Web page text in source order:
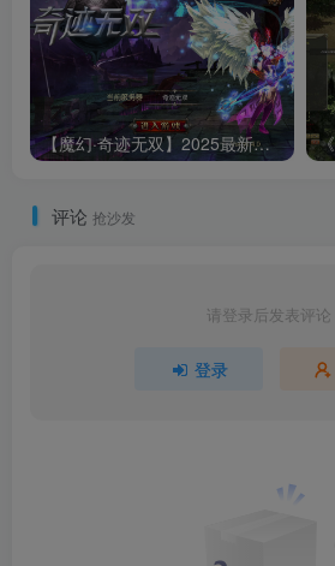
【魔幻·奇迹无双】2025最新整理Win一键服务端+本地注册验证+运营后台+GM授权后台+教程【站长亲测】
评论 抢沙发
请登录后发表评论
登录